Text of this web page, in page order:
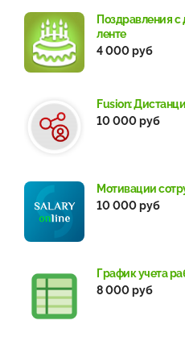
Поздравления
ленте
4 000 руб
Fusion:
10 000 руб
Мотивации
10 000 руб
График учета
8 000 руб